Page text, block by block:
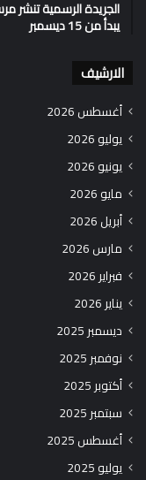
الجريدة الرسمية تنشر
يبدأ من 15 ديسمبر
الارشيف
أغسطس 2026
يوليو 2026
يونيو 2026
مايو 2026
أبريل 2026
مارس 2026
فبراير 2026
يناير 2026
ديسمبر 2025
نوفمبر 2025
أكتوبر 2025
سبتمبر 2025
أغسطس 2025
يوليو 2025